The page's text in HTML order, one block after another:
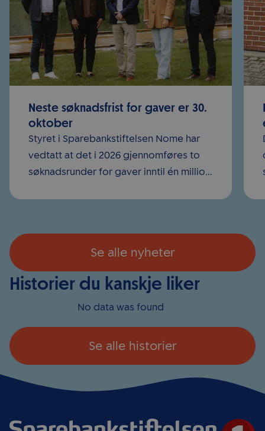
Neste søknadsfrist for gaver er 30.
oktober
Styret i Sparebankstiftelsen Nome har
vedtatt at det i 2026 gjennomføres to
søknadsrunder for gaver inntil én million
Se alle nyheter
Historier du kanskje liker
No data was found
Se alle historier